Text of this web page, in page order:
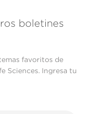
boletines
favoritos de
Sciences. Ingresa tu